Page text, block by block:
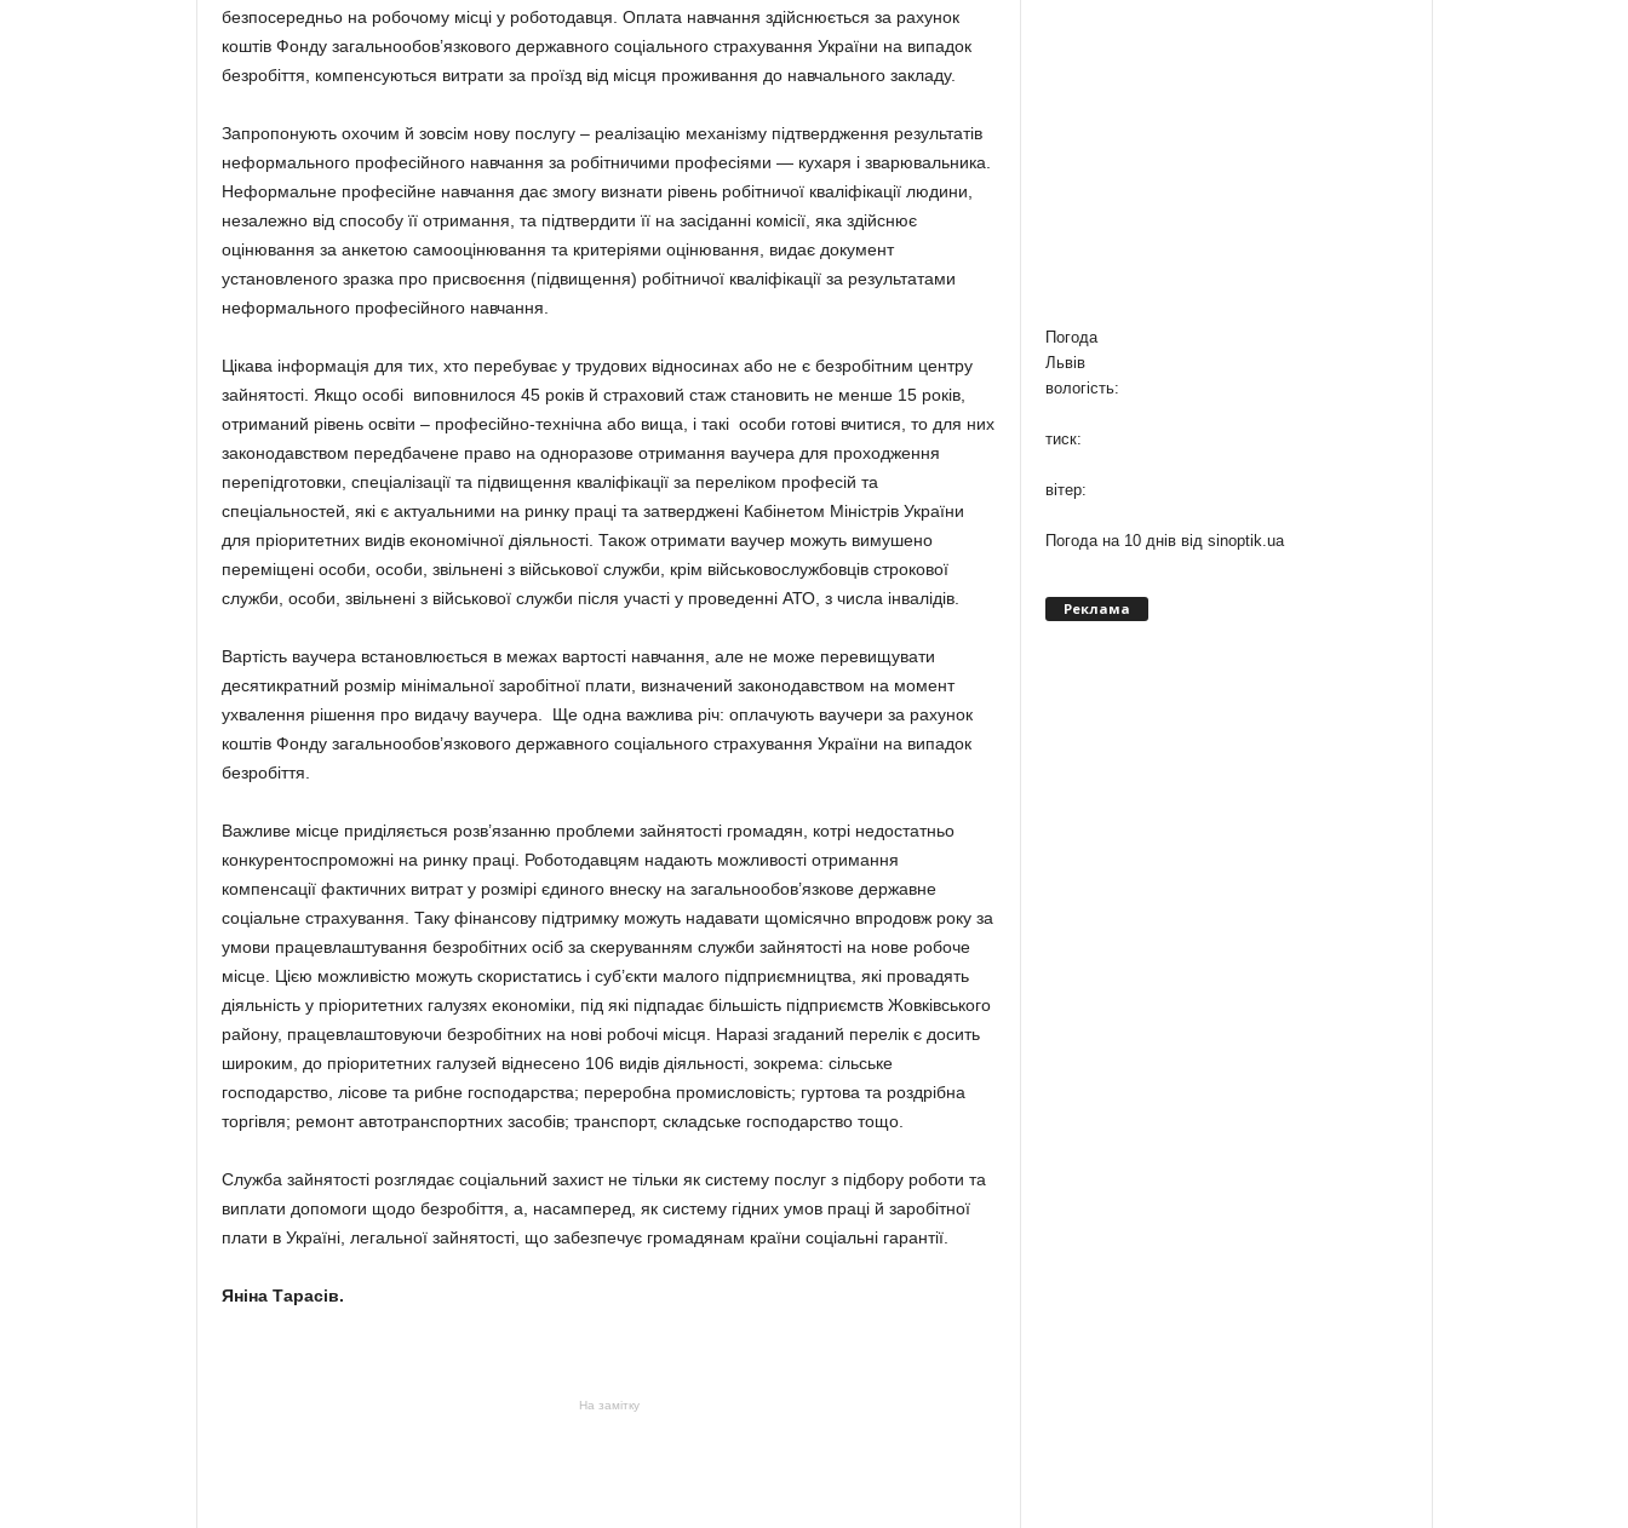
безпосередньо на робочому місці у роботодавця. Оплата навчання здійснюється за рахунок
коштів Фонду загальнообов’язкового державного соціального страхування України на випадок
безробіття, компенсуються витрати за проїзд від місця проживання до навчального закладу.
Запропонують охочим й зовсім нову послугу – реалізацію механізму підтвердження результатів
неформального професійного навчання за робітничими професіями — кухаря і зварювальника.
Неформальне професійне навчання дає змогу визнати рівень робітничої кваліфікації людини,
незалежно від способу її отримання, та підтвердити її на засіданні комісії, яка здійснює
оцінювання за анкетою самооцінювання та критеріями оцінювання, видає документ
установленого зразка про присвоєння (підвищення) робітничої кваліфікації за результатами
неформального професійного навчання.
Цікава інформація для тих, хто перебуває у трудових відносинах або не є безробітним центру
зайнятості. Якщо особі виповнилося 45 років й страховий стаж становить не менше 15 років,
отриманий рівень освіти – професійно-технічна або вища, і такі особи готові вчитися, то для них
законодавством передбачене право на одноразове отримання ваучера для проходження
перепідготовки, спеціалізації та підвищення кваліфікації за переліком професій та
спеціальностей, які є актуальними на ринку праці та затверджені Кабінетом Міністрів України
для пріоритетних видів економічної діяльності. Також отримати ваучер можуть вимушено
переміщені особи, особи, звільнені з військової служби, крім військовослужбовців строкової
служби, особи, звільнені з військової служби після участі у проведенні АТО, з числа інвалідів.
Вартість ваучера встановлюється в межах вартості навчання, але не може перевищувати
десятикратний розмір мінімальної заробітної плати, визначений законодавством на момент
ухвалення рішення про видачу ваучера. Ще одна важлива річ: оплачують ваучери за рахунок
коштів Фонду загальнообов’язкового державного соціального страхування України на випадок
безробіття.
Важливе місце приділяється розв’язанню проблеми зайнятості громадян, котрі недостатньо
конкурентоспроможні на ринку праці. Роботодавцям надають можливості отримання
компенсації фактичних витрат у розмірі єдиного внеску на загальнообов’язкове державне
соціальне страхування. Таку фінансову підтримку можуть надавати щомісячно впродовж року за
умови працевлаштування безробітних осіб за скеруванням служби зайнятості на нове робоче
місце. Цією можливістю можуть скористатись і суб’єкти малого підприємництва, які провадять
діяльність у пріоритетних галузях економіки, під які підпадає більшість підприємств Жовківського
району, працевлаштовуючи безробітних на нові робочі місця. Наразі згаданий перелік є досить
широким, до пріоритетних галузей віднесено 106 видів діяльності, зокрема: сільське
господарство, лісове та рибне господарства; переробна промисловість; гуртова та роздрібна
торгівля; ремонт автотранспортних засобів; транспорт, складське господарство тощо.
Служба зайнятості розглядає соціальний захист не тільки як систему послуг з підбору роботи та
виплати допомоги щодо безробіття, а, насамперед, як систему гідних умов праці й заробітної
плати в Україні, легальної зайнятості, що забезпечує громадянам країни соціальні гарантії.
Яніна Тарасів.
На замітку
Погода
Львів
вологість:
тиск:
вітер:
Погода на 10 днів від sinoptik.ua
Реклама